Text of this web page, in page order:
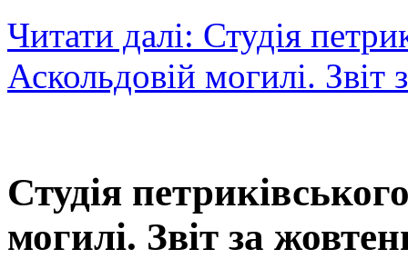
Читати далі: Студія
Аскольдовій могилі. Звіт
Студія
могилі. Звіт за